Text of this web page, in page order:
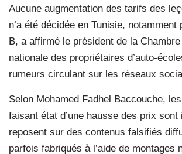
Aucune augmentation des tarifs des
n’a été décidée en Tunisie, notamment
B, a affirmé le président de la
nationale des propriétaires d’auto-
rumeurs circulant sur les réseaux
Selon Mohamed Fadhel Baccouche,
faisant état d’une hausse des prix sont
reposent sur des contenus falsifiés
parfois fabriqués à l’aide de montages